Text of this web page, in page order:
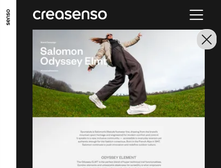
ALLER AU CONTENU PRINCIPAL
ALLER AU MENU PRINCIPAL
ALLER EN BAS DE PAGE